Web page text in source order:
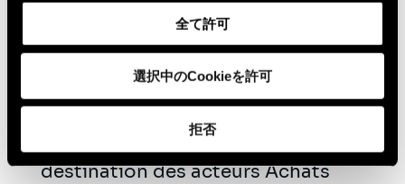
全て許可
選択中のCookieを許可
拒否
Vous serez également amené(e) à vous
impliquer dans la vie interne du
cabinet, autour de différents sujets :
Explorer des sujets innovants dans
le cadre de groupes travail
Publier des études et des articles à
destination des acteurs Achats